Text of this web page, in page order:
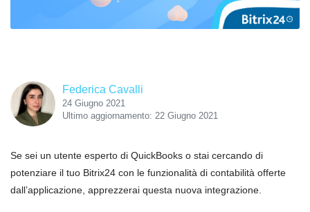
Federica Cavalli
24 Giugno 2021
Ultimo aggiornamento: 22 Giugno 2021
Se sei un utente esperto di QuickBooks o stai cercando di
potenziare il tuo Bitrix24 con le funzionalità di contabilità offerte
dall’applicazione, apprezzerai questa nuova integrazione.